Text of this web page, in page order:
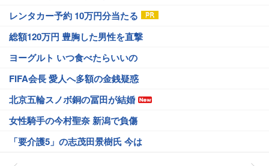
レンタカー予約 10万円分当たる
総額120万円 豊胸した男性を直撃
ヨーグルト いつ食べたらいいの
FIFA会長 愛人へ多額の金銭疑惑
北京五輪スノボ銅の冨田が結婚
女性騎手の今村聖奈 新潟で負傷
「要介護5」の志茂田景樹氏 今は